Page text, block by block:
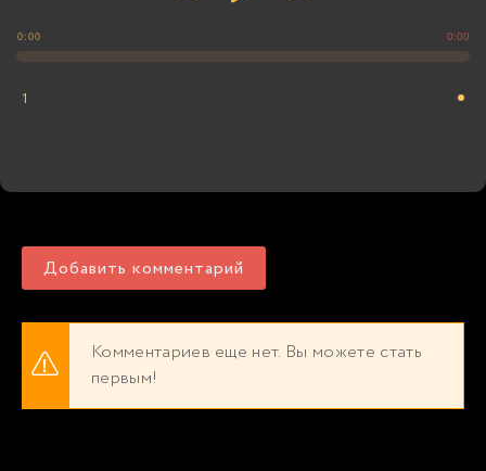
0:00 0:00
1
Добавить комментарий
Комментариев еще нет. Вы можете стать
первым!